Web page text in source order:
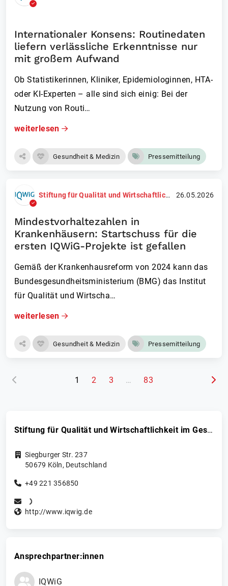
Internationaler Konsens: Routinedaten
liefern verlässliche Erkenntnisse nur
mit großem Aufwand
Ob Statistikerinnen, Kliniker, Epidemiologinnen, HTA-
oder KI-Experten – alle sind sich einig: Bei der
Nutzung von Routi…
weiterlesen
Gesundheit & Medizin Pressemitteilung
Stiftung für Qualität und Wirtschaftlichkeit im Gesundheitswesen (IQWiG) 26.05.2026
Mindestvorhaltezahlen in
Krankenhäusern: Startschuss für die
ersten IQWiG-Projekte ist gefallen
Gemäß der Krankenhausreform von 2024 kann das
Bundesgesundheitsmin­isterium (BMG) das Institut
für Qualität und Wirtscha…
weiterlesen
Gesundheit & Medizin Pressemitteilung
1 (aktuelle Seite)
2 3 … 83
Stiftung für Qualität und Wirtschaftlichkeit im Gesundheitswesen (IQWiG)
Siegburger Str. 237
50679 Köln, Deutschland
+49 221 356850
http://www.iqwig.de
Ansprechpartner:innen
IQWiG